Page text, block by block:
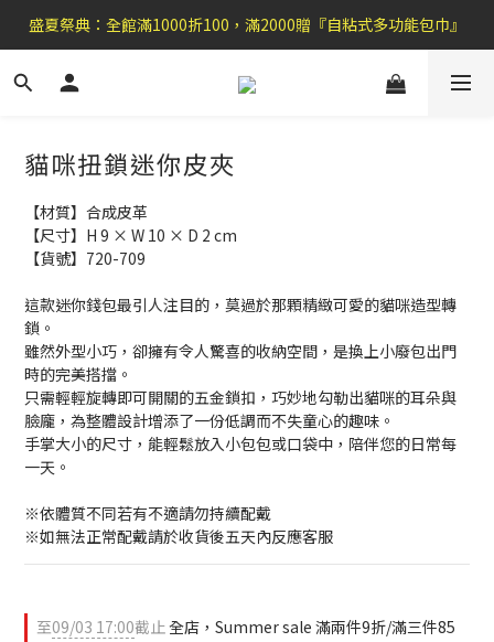
盛夏祭典：全館滿1000折100，滿2000贈『自粘式多功能包巾』
盛夏祭典：全館滿1000折100，滿2000贈『自粘式多功能包巾』
滿699郵局免運費，滿990便利商店免運
盛夏祭典：全館滿1000折100，滿2000贈『自粘式多功能包巾』
貓咪扭鎖迷你皮夾
【材質】合成皮革
【尺寸】H 9 × W 10 × D 2 cm
【貨號】720-709
這款迷你錢包最引人注目的，莫過於那顆精緻可愛的貓咪造型轉
鎖。
雖然外型小巧，卻擁有令人驚喜的收納空間，是換上小廢包出門
時的完美搭擋。
只需輕輕旋轉即可開關的五金鎖扣，巧妙地勾勒出貓咪的耳朵與
臉龐，為整體設計增添了一份低調而不失童心的趣味。
手掌大小的尺寸，能輕鬆放入小包包或口袋中，陪伴您的日常每
一天。
※依體質不同若有不適請勿持續配戴
※如無法正常配戴請於收貨後五天內反應客服
至09/03 17:00截止全店，Summer sale 滿兩件9折/滿三件85